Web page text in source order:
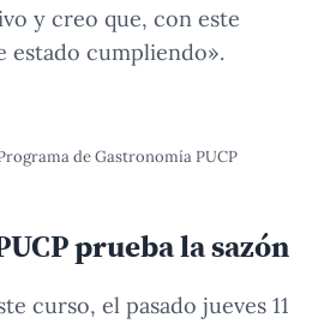
y creo que, con este
estado cumpliendo».
de Gastronomía PUCP
prueba la sazón
curso, el pasado jueves 11